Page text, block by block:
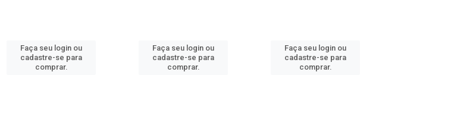
Faça seu login ou
cadastre-se para
comprar.
Faça seu login ou
cadastre-se para
comprar.
Faça seu login ou
cadastre-se para
comprar.